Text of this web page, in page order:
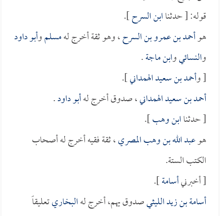
قوله: [ حدثناابن السرح].
هوأحمد بن عمرو بن السرح، وهو ثقة أخرج لهمسلموأبو داود
والنسائيوابن ماجة.
[ وأحمد بن سعيد الهمداني].
أحمد بن سعيد الهمداني، صدوق أخرج لهأبو داود.
[ حدثناابن وهب].
هوعبد الله بن وهب المصري، ثقة فقيه أخرج له أصحاب
الكتب الستة.
[ أخبرنيأسامة].
أسامة بن زيد الليثيصدوق يهم، أخرج لهالبخاريتعليقاً